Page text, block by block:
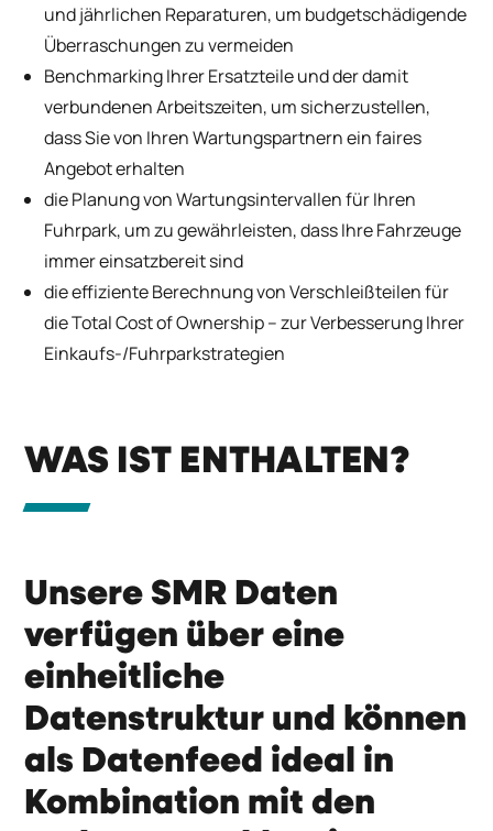
und jährlichen Reparaturen, um budgetschädigende
Überraschungen zu vermeiden
Benchmarking Ihrer Ersatzteile und der damit
verbundenen Arbeitszeiten, um sicherzustellen,
dass Sie von Ihren Wartungspartnern ein faires
Angebot erhalten
die Planung von Wartungsintervallen für Ihren
Fuhrpark, um zu gewährleisten, dass Ihre Fahrzeuge
immer einsatzbereit sind
die effiziente Berechnung von Verschleißteilen für
die Total Cost of Ownership – zur Verbesserung Ihrer
Einkaufs-/Fuhrparkstrategien
WAS IST ENTHALTEN?
Unsere SMR Daten
verfügen über eine
einheitliche
Datenstruktur und können
als Datenfeed ideal in
Kombination mit den